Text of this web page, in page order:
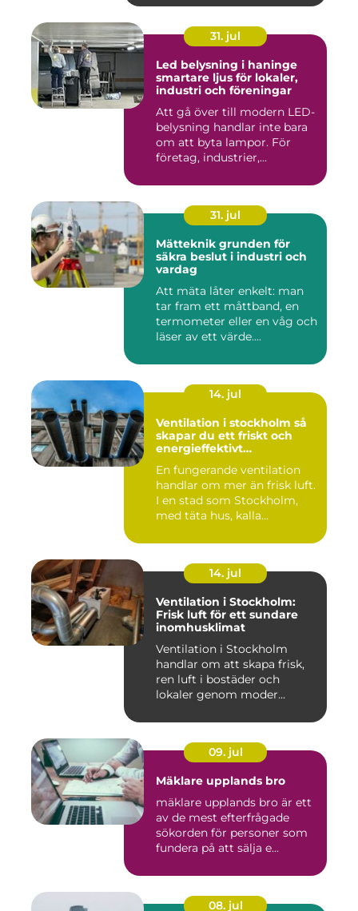
31. jul
Led belysning i haninge
smartare ljus för lokaler,
industri och föreningar
Att gå över till modern LED-
belysning handlar inte bara
om att byta lampor. För
företag, industrier,...
31. jul
Mätteknik grunden för
säkra beslut i industri och
vardag
Att mäta låter enkelt: man
tar fram ett måttband, en
termometer eller en våg och
läser av ett värde....
14. jul
Ventilation i stockholm så
skapar du ett friskt och
energieffektivt
En fungerande ventilation
handlar om mer än frisk luft.
I en stad som Stockholm,
med täta hus, kalla...
14. jul
Ventilation i Stockholm:
Frisk luft för ett sundare
inomhusklimat
Ventilation i Stockholm
handlar om att skapa frisk,
ren luft i bostäder och
lokaler genom moder...
09. jul
Mäklare upplands bro
mäklare upplands bro är ett
av de mest efterfrågade
sökorden för personer som
fundera på att sälja e...
08. jul